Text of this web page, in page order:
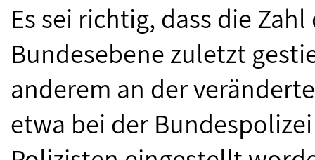
Es sei richtig, dass die
Bundesebene zuletzt
anderem an der
etwa bei der